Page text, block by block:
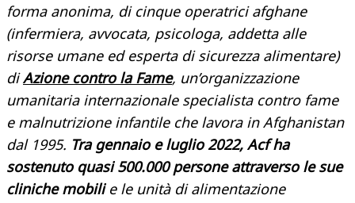
forma anonima, di cinque operatrici afghane
(infermiera, avvocata, psicologa, addetta alle
risorse umane ed esperta di sicurezza alimentare)
diAzione contro la Fame, un’organizzazione
umanitaria internazionale specialista contro fame
e malnutrizione infantile che lavora in Afghanistan
dal 1995. Tra gennaio e luglio 2022, Acf ha
sostenuto quasi 500.000 persone attraverso le sue
cliniche mobilie le unità di alimentazione